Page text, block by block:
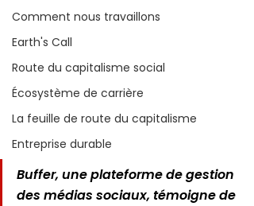
Comment nous travaillons
Earth's Call
Route du capitalisme social
Écosystème de carrière
La feuille de route du capitalisme
Entreprise durable
Buffer, une plateforme de gestion
des médias sociaux, témoigne de